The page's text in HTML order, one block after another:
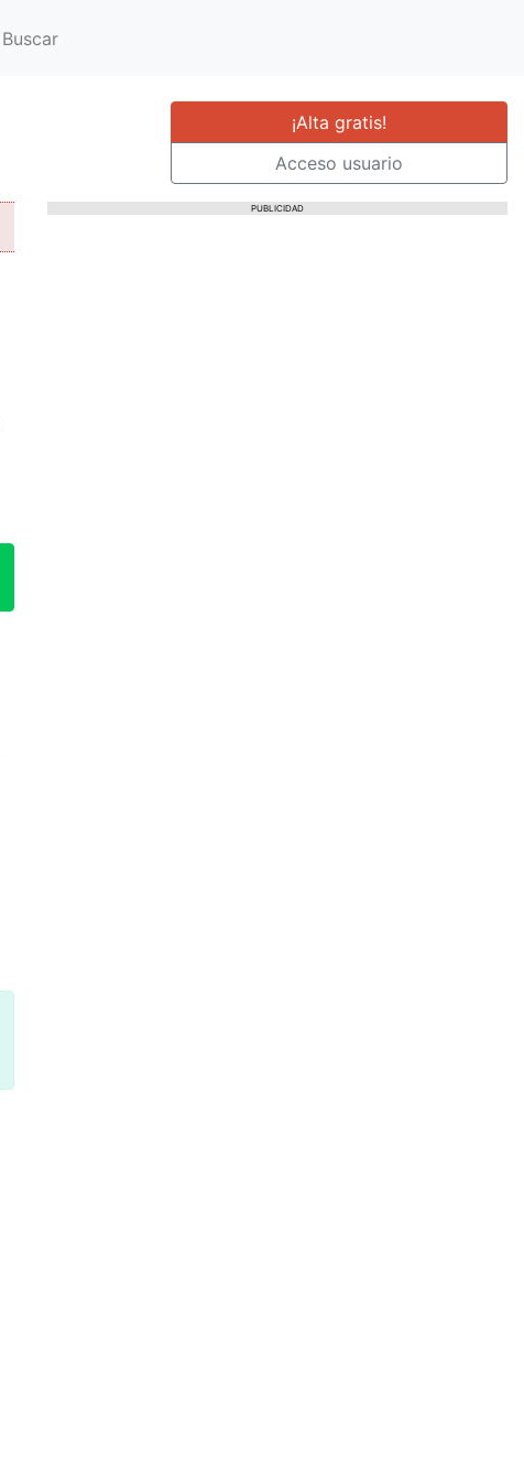
Buscar
¡Alta gratis!
Acceso usuario
PUBLICIDAD